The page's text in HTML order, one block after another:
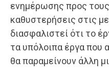
ενημέρωσης προς τους
καθυστερήσεις στις
διασφαλιστεί ότι το
τα υπόλοιπα έργα που
θα παραμείνουν άλλη